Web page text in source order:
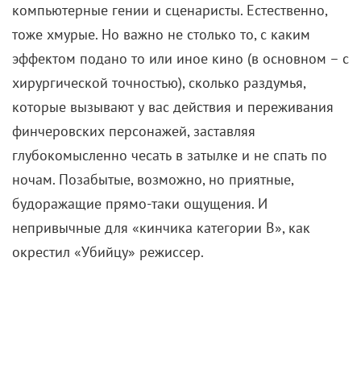
компьютерные гении и сценаристы. Естественно,
тоже хмурые. Но важно не столько то, с каким
эффектом подано то или иное кино (в основном – с
хирургической точностью), сколько раздумья,
которые вызывают у вас действия и переживания
финчеровских персонажей, заставляя
глубокомысленно чесать в затылке и не спать по
ночам. Позабытые, возможно, но приятные,
будоражащие прямо-таки ощущения. И
непривычные для «кинчика категории B», как
окрестил «Убийцу» режиссер.